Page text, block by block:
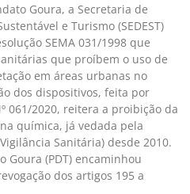
Goura, a Secretaria de
e Turismo (SEDEST)
SEMA 031/1998 que
que proíbem o uso de
em áreas urbanas no
dos dispositivos, feita por
061/2020, reitera a proibição da
química, já vedada pela
Sanitária) desde 2010.
Goura (PDT) encaminhou
dos artigos 195 a